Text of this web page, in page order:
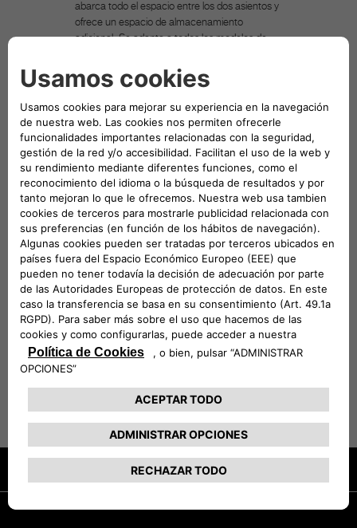
abarca todo el espacio entre los dos asientos y
ofrece un espacio de almacenamiento
adicional. Se adapta a todos los modelos de
y tejido Oxford, actúa como barrera para evitar
que la mascota acceda a los asientos
delanteros cuando se instala en el asiento
trasero. Su compartimiento de
almacenamiento permite guardar su bolso y
otras pertenencias personales. El separador es
muy fácil de instalar. El divisor con
almacenamiento abarca todo el espacio entre
los dos asientos y ofrece un espacio de
almacenamiento adicional. Se adapta a todos
los modelos de vehículo. • Organizador y
divisor de asientos delanteros/traseros
ajustable • Medidas: (Long. x An. x Al.): 35 x 30
x 10 cm • Peso: 0,35 kg • Color: negro •
Material: poliéster+ Oxford • Material:
polipropileno
VEHÍCULOS COMPATIBLES